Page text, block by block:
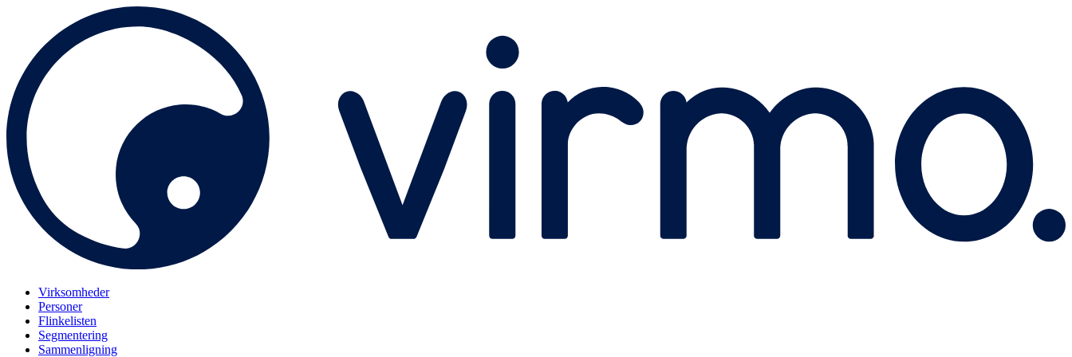
Virksomheder
Personer
Flinkelisten
Segmentering
Sammenligning